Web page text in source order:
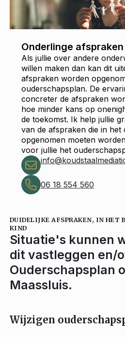
Onderlinge
Als jullie over andere
willen maken dan kan dit
afspraken worden
ouderschapsplan. De
concreter de afspraken
hoe minder kans op
de toekomst. Ik help jullie
van de afspraken die in het
opgenomen moeten
voor jullie het
06 18 554 560
DUIDELIJKE AFSPRAKEN, IN HET
KIND
Situatie's kunnen
dit vastleggen en/
Ouderschapsplan
Maassluis.
Wijzigen